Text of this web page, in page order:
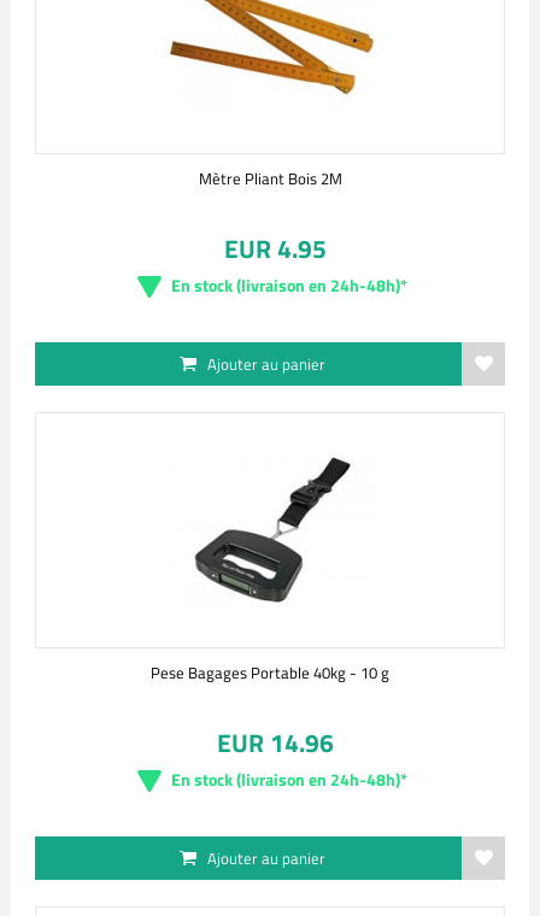
Mètre Pliant Bois 2M
EUR 4.95
En stock (livraison en 24h-48h)*
Ajouter au panier
Pese Bagages Portable 40kg - 10 g
EUR 14.96
En stock (livraison en 24h-48h)*
Ajouter au panier